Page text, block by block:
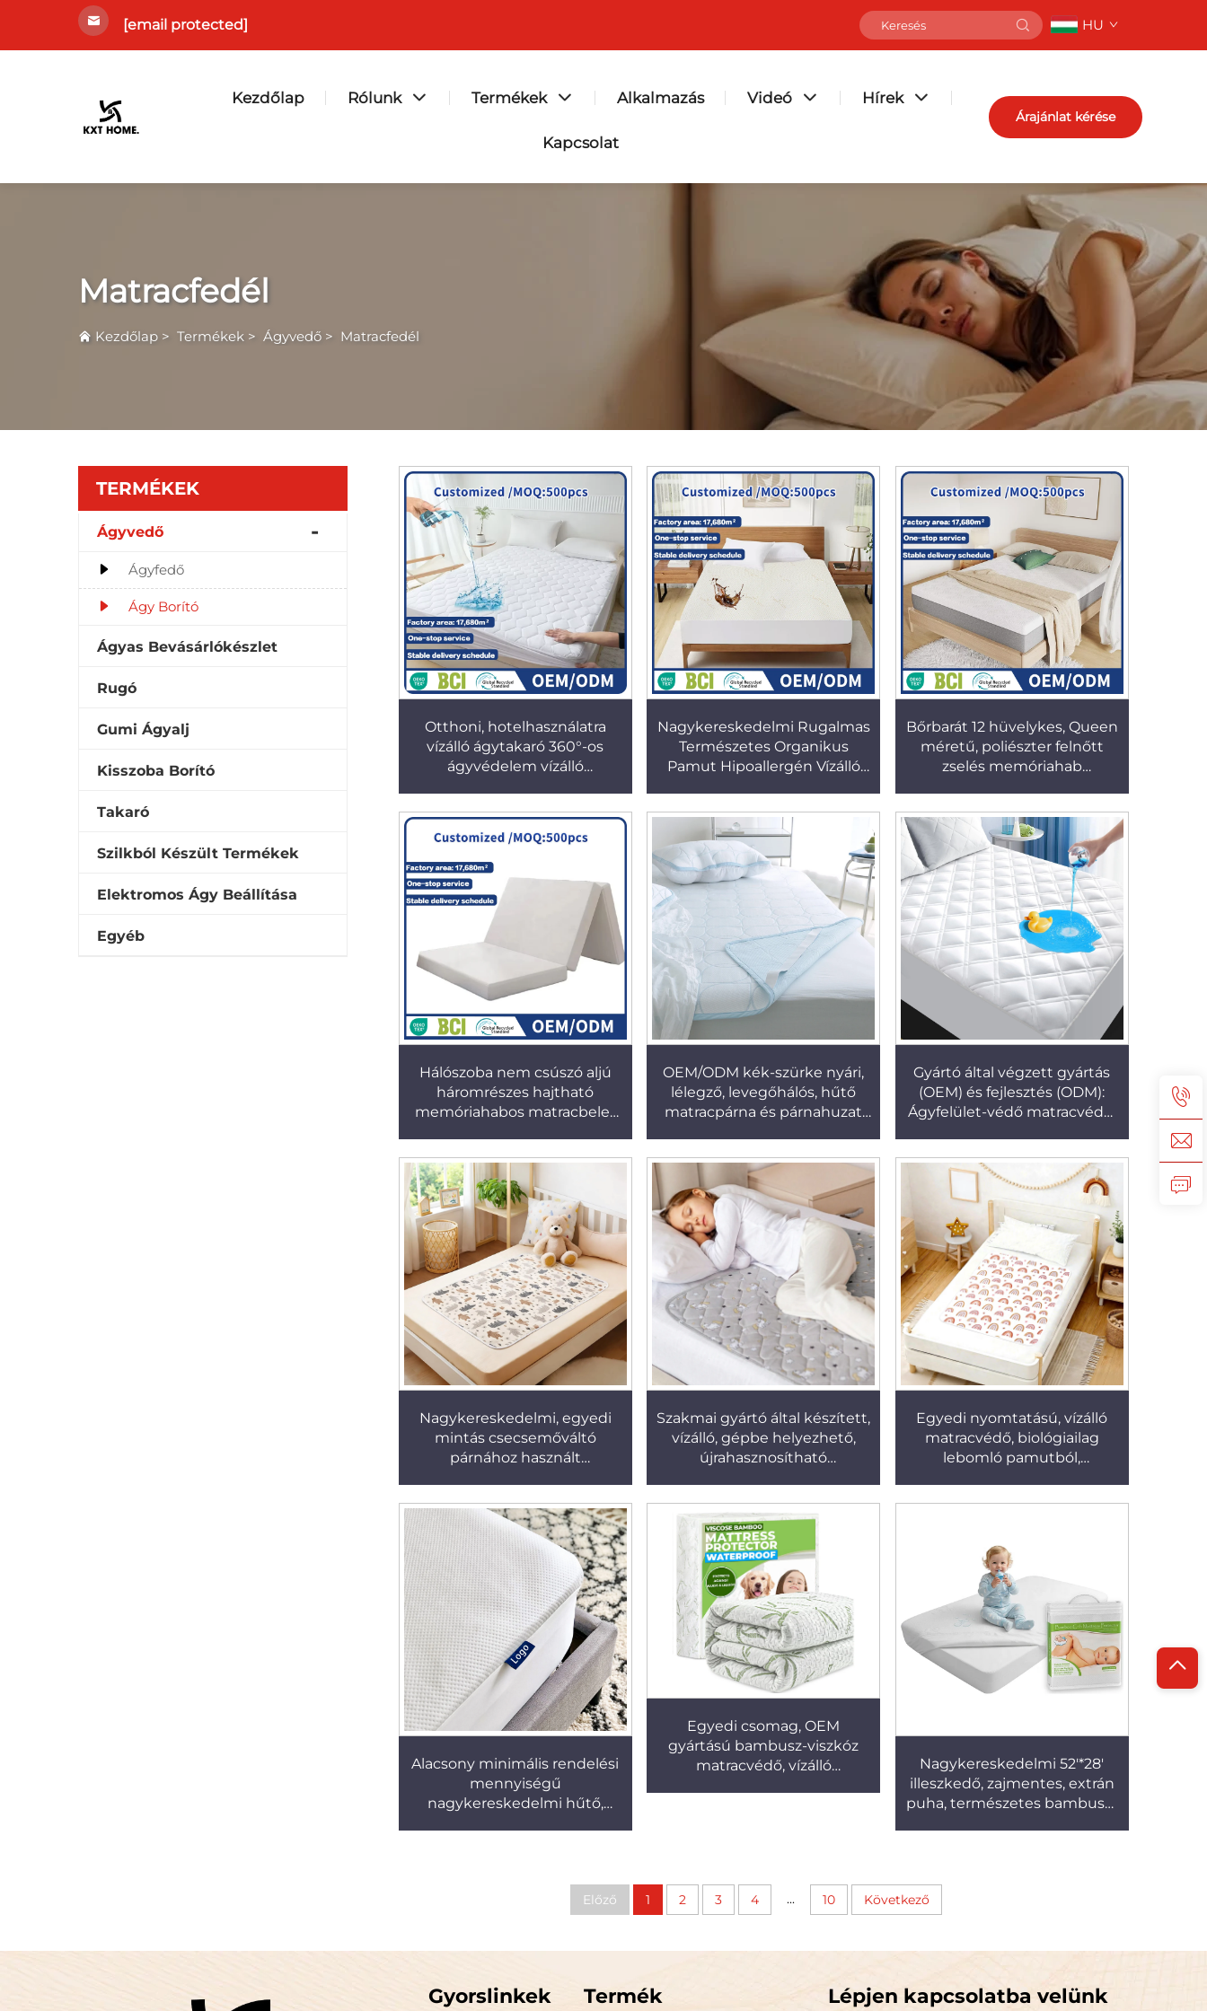
[email protected] HU
Kezdőlap Rólunk Termékek Alkalmazás Videó Hírek
Kapcsolat
Árajánlat kérése
Matracfedél
Kezdőlap > Termékek > Ágyvedő > Matracfedél
TERMÉKEK
Ágyvedő
Ágyfedő
Ágy Borító
Ágyas Bevásárlókészlet
Rugó
Gumi Ágyalj
Kisszoba Borító
Takaró
Szilkból Készült Termékek
Elektromos Ágy Beállítása
Egyéb
Otthoni, hotelhasználatra
vízálló ágytakaró 360°-os
ágyvédelem vízálló
Nagykereskedelmi Rugalmas
Természetes Organikus
Pamut Hipoallergén Vízálló
Bőrbarát 12 hüvelykes, Queen
méretű, poliészter felnőtt
zselés memóriahab
Hálószoba nem csúszó aljú
háromrészes hajtható
memóriahabos matracbelet
OEM/ODM kék-szürke nyári,
lélegző, levegőhálós, hűtő
matracpárna és párnahuzat
Gyártó által végzett gyártás
(OEM) és fejlesztés (ODM):
Ágyfelület-védő matracvédő,
matracvédő burkolat
Nagykereskedelmi, egyedi
mintás csecsemőváltó
párnához használt
Szakmai gyártó által készített,
vízálló, gépbe helyezhető,
újrahasznosítható
Egyedi nyomtatású, vízálló
matracvédő, biológiailag
lebomló pamutból,
Alacsony minimális rendelési
mennyiségű
nagykereskedelmi hűtő,
Egyedi csomag, OEM
gyártású bambusz-viszkóz
matracvédő, vízálló
Nagykereskedelmi 52'*28'
illeszkedő, zajmentes, extrán
puha, természetes bambusz-
Előző 1 2 3 4 ... 10 Következő
Gyorslinkek Termék Lépjen kapcsolatba velünk